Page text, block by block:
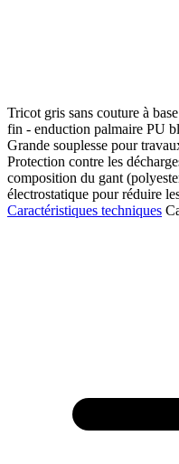
Tricot gris sans couture à
fin - enduction palmaire PU
Grande souplesse pour
Protection contre les
composition du gant
électrostatique pour réduire
Caractéristiques techniques